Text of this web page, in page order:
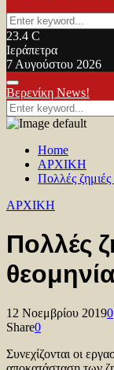
Search
for:
23.4 C
Ιεράπετρα
7 Αυγούστου 2026
Facebook
Twitter
Youtube
Primary
Menu
Βερενίκη News!
Search
for:
Home
ΑΡΧΙΚΗ
Πολλές
ΑΡΧΙΚΗ
Πολλές
12 Νοεμβρίου 20190
Share0
Συνεχίζονται οι